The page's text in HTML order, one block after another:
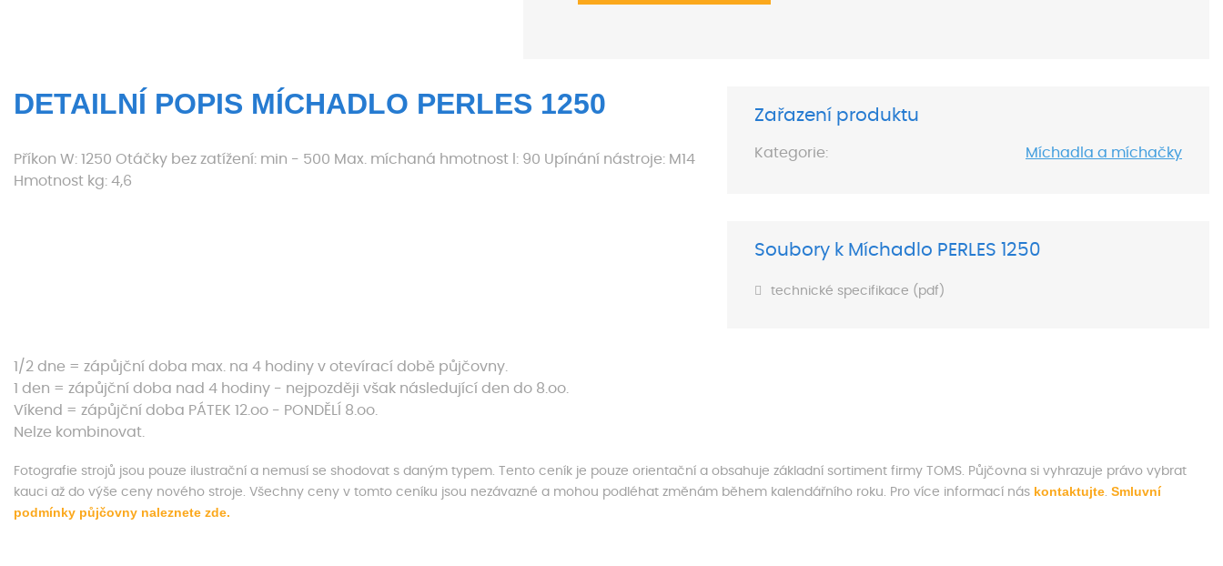
DETAILNÍ POPIS MÍCHADLO PERLES 1250
Příkon W: 1250 Otáčky bez zatížení: min - 500 Max. míchaná hmotnost l: 90 Upínání nástroje: M14
Hmotnost kg: 4,6
Zařazení produktu
Kategorie: Míchadla a míchačky
Soubory k Míchadlo PERLES 1250
technické specifikace (pdf)
1/2 dne = zápůjční doba max. na 4 hodiny v otevírací době půjčovny.
1 den = zápůjční doba nad 4 hodiny - nejpozději však následující den do 8.oo.
Víkend = zápůjční doba PÁTEK 12.oo - PONDĚLÍ 8.oo.
Nelze kombinovat.
Fotografie strojů jsou pouze ilustrační a nemusí se shodovat s daným typem. Tento ceník je pouze orientační a obsahuje základní sortiment firmy TOMS. Půjčovna si vyhrazuje právo vybrat
kauci až do výše ceny nového stroje. Všechny ceny v tomto ceníku jsou nezávazné a mohou podléhat změnám během kalendářního roku. Pro více informací nás kontaktujte. Smluvní
podmínky půjčovny naleznete zde.